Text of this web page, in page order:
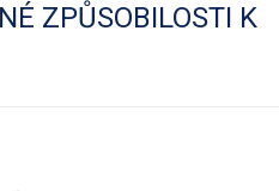
ZPŮSOBILOSTI K